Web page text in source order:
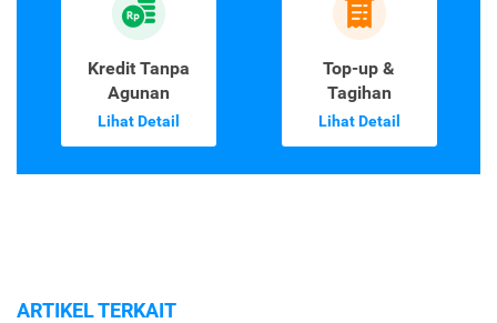
Kredit Tanpa
Agunan
Lihat Detail
Top-up &
Tagihan
Lihat Detail
ARTIKEL TERKAIT